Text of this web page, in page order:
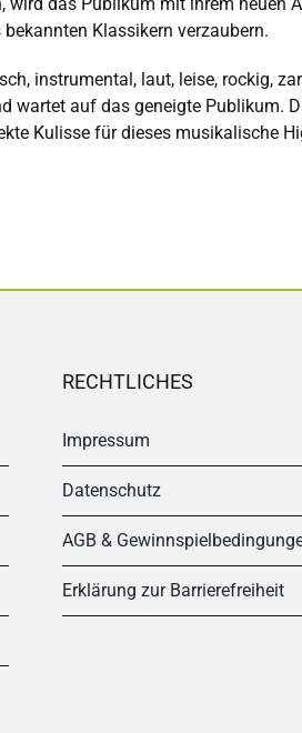
Klassikern verzaubern.
instrumental, laut, leise, rockig,
wartet auf das geneigte Publikum.
Kulisse für dieses musikalische
RECHTLICHES
Impressum
Datenschutz
AGB &
Erklärung zur Barrierefreiheit